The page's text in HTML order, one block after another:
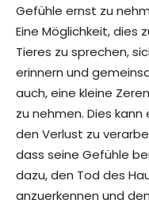
Gefühle ernst zu
Eine Möglichkeit, dies
Tieres zu sprechen,
erinnern und
auch, eine kleine
zu nehmen. Dies
den Verlust zu
dass seine Gefühle
dazu, den Tod des
anzuerkennen und